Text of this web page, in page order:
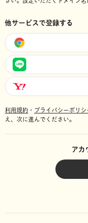
他サービスで登録する
利用規約 ・ プライバシーポリシ
え、次に進んでください。
アカ